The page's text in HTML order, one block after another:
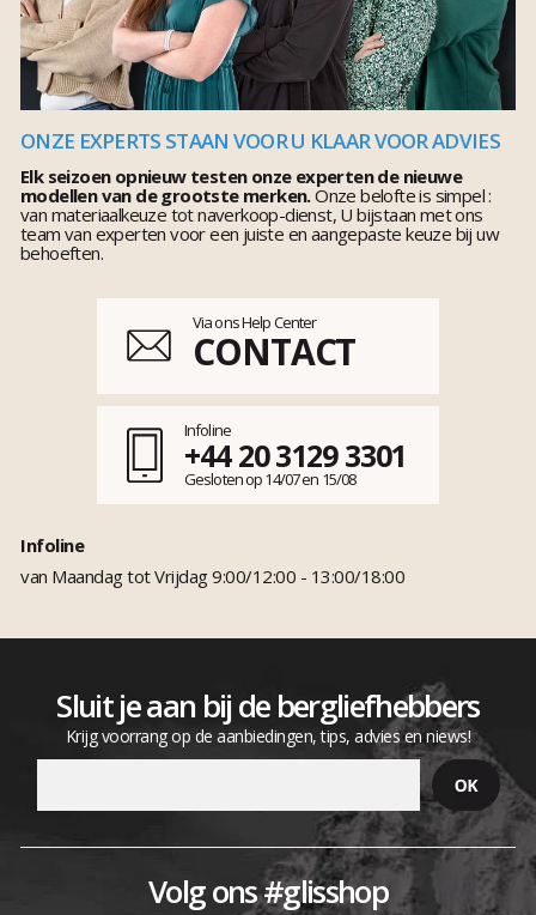
ONZE EXPERTS STAAN VOOR U KLAAR VOOR ADVIES
Elk seizoen opnieuw testen onze experten de nieuwe
modellen van de grootste merken.Onze belofte is simpel :
van materiaalkeuze tot naverkoop-dienst, U bijstaan met ons
team van experten voor een juiste en aangepaste keuze bij uw
behoeften.
Via ons Help Center
CONTACT
Infoline
+44 20 3129 3301
Gesloten op 14/07 en 15/08
Infoline
van Maandag tot Vrijdag 9:00/12:00 - 13:00/18:00
Sluit je aan bij de bergliefhebbers
Krijg voorrang op de aanbiedingen, tips, advies en niews!
Volg ons #glisshop